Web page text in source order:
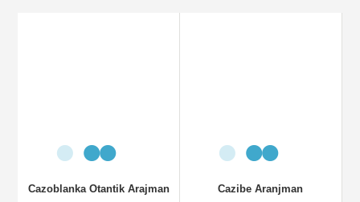
Cazoblanka Otantik Arajman Cazibe Aranjman